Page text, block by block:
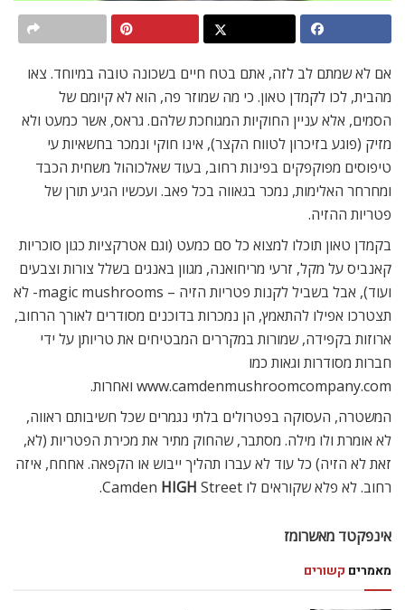
אם לא שמתם לב לזה, אתם בטח חיים בשכונה טובה במיוחד. צאו
מהבית, לכו לקמדן טאון. כי מה שמוזר פה, הוא לא קיומם של
הסמים, אלא עניין החוקיות המגוחכת שלהם. גראס, אשר כמעט ולא
מזיק (פוגע בזיכרון לטווח הקצר), אינו חוקי ונמכר בחשאיות עי
טיפוסים מפוקפקים בפינות רחוב, בעוד שאלכוהול משחית הכבד
ומחרחר האלימות, נמכר בגאווה בכל פאב. ועכשיו הגיע תורן של
פטריות ההזיה.
בקמדן טאון תוכלו למצוא כל סם כמעט (וגם אטרקציות כגון סוכריות
קאנביס על מקל, זרעי מריחואנה, מגוון באנגים בשלל צורות וצבעים
ועוד), אבל בשביל לקנות פטריות הזיה – magic mushrooms- לא
תצטרכו אפילו להתאמץ, הן נמכרות בדוכנים מסודרים לאורך הרחוב,
ארוזות בקפידה, שמורות במקררים המבטיחים את טריותן על ידי
חברות מסודרות וגאות כמו
www.camdenmushroomcompany.com ואחרות.
המשטרה, העסוקה בפטרולים בלתי נגמרים שכל חשיבותם ראווה,
לא אומרת ולו מילה. מסתבר, שהחוק מתיר את מכירת הפטריות (לא,
זאת לא הזיה) כל עוד לא עברו תהליך ייבוש או הקפאה. אחחח, איזה
רחוב. לא פלא שקוראים לו Camden
HIGH Street.
אינפקטד מאשרומז
מאמרים קשורים